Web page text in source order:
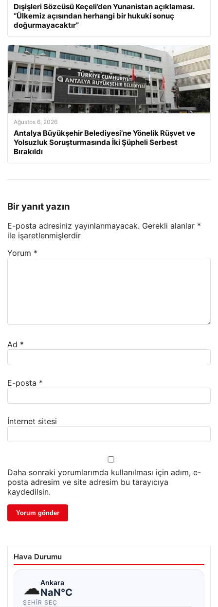
Dışişleri Sözcüsü Keçeli’den Yunanistan açıklaması.
“Ülkemiz açısından herhangi bir hukuki sonuç
doğurmayacaktır”
Ağustos 6, 2026
Antalya Büyükşehir Belediyesi’ne Yönelik Rüşvet ve
Yolsuzluk Soruşturmasında İki Şüpheli Serbest
Bırakıldı
Bir yanıt yazın
E-posta adresiniz yayınlanmayacak. Gerekli alanlar *
ile işaretlenmişlerdir
Yorum *
Ad *
E-posta *
İnternet sitesi
Daha sonraki yorumlarımda kullanılması için adım, e-
posta adresim ve site adresim bu tarayıcıya
kaydedilsin.
Hava Durumu
☁Ankara
NaN°C
ŞEHIR SEÇ